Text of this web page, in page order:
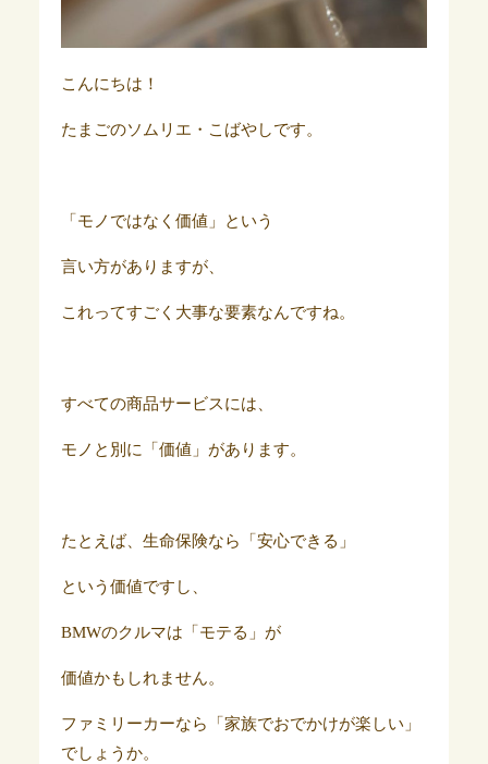
こんにちは！
たまごのソムリエ・こばやしです。
「モノではなく価値」という
言い方がありますが、
これってすごく大事な要素なんですね。
すべての商品サービスには、
モノと別に「価値」があります。
たとえば、生命保険なら「安心できる」
という価値ですし、
BMWのクルマは「モテる」が
価値かもしれません。
ファミリーカーなら「家族でおでかけが楽しい」
でしょうか。